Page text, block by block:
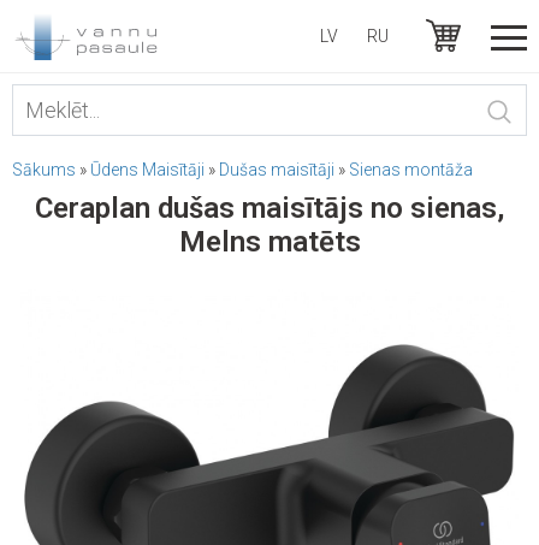
LV RU
Sākums » Ūdens Maisītāji » Dušas maisītāji » Sienas montāža
Ceraplan dušas maisītājs no sienas,
Melns matēts